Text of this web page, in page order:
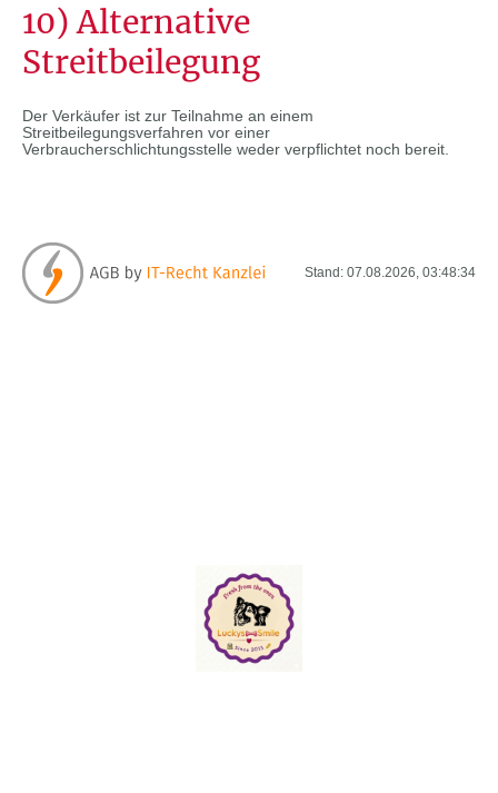
10) Alternative
Streitbeilegung
Der Verkäufer ist zur Teilnahme an einem
Streitbeilegungsverfahren vor einer
Verbraucherschlichtungsstelle weder verpflichtet noch bereit.
Stand: 07.08.2026, 03:48:34